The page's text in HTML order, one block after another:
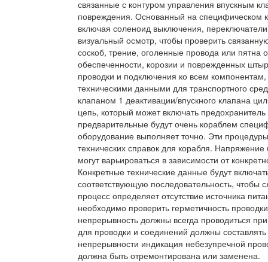
связанные с контуром управления впускным
повреждения. Основанный на специфическом
включая соленоид выключения,
визуальный осмотр, чтобы проверить
соскоб, трение, оголенные провода или
обеспеченности, корозии и поврежденных
проводки и подключения ко всем
техническими данными для транспортного
клапаном 1 деактивации/впускного клапана
цепь, который может включать
предварительные будут очень кораблем
оборудование выполняет точно. Эти
технических справок для корабля.
могут варьироваться в зависимости от
Конкретные технические данные будут
соответствующую последовательность, чтобы
процесс определяет отсутствие источника
необходимо проверить герметичность
непрерывность должны всегда проводиться
для проводки и соединений должны
непрерывности индикация небезупречной
должна быть отремонтирована или заменена.